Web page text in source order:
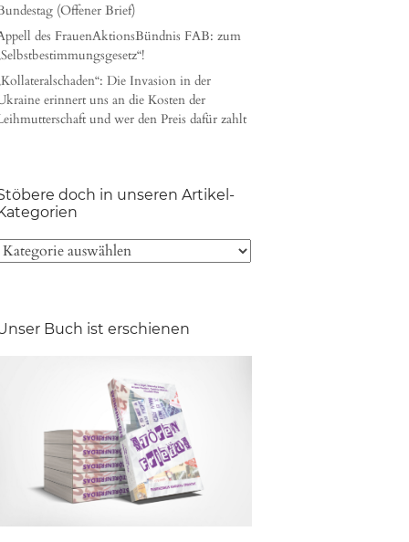
(Offener Brief)
des FrauenAktionsBündnis FAB: zum
Die Invasion in der
erinnert uns an die Kosten der
und wer den Preis dafür zahlt
doch in unseren Artikel-
Buch ist erschienen